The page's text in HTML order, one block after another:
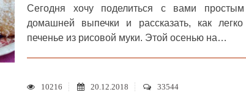
Сегодня хочу поделиться с вами
домашней выпечки и рассказать, как
печенье из рисовой муки. Этой осенью на…
10216 20.12.2018 33544